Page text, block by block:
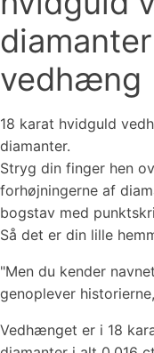
vedhæng
18 karat hvidguld
diamanter.
Stryg din finger hen
forhøjningerne af
bogstav med
Så det er din lille
"Men du kender
genoplever
Vedhænget er i 18